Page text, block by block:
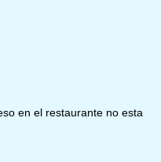
en el restaurante no esta